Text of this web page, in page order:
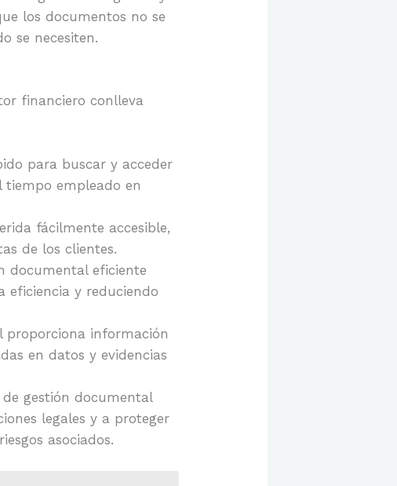
los documentos no se
se necesiten.
financiero conlleva
para buscar y acceder
tiempo empleado en
fácilmente accesible,
de los clientes.
documental eficiente
eficiencia y reduciendo
proporciona información
en datos y evidencias
de gestión documental
legales y a proteger
asociados.